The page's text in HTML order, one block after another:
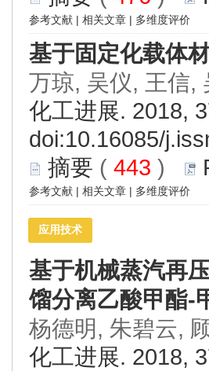
参考文献 | 相关文章 | 多维度评价
基于固定化载体
万琼, 吴仪, 王信,
化工进展. 2018,
doi:10.16085/
摘要 ( 443 )
参考文献 | 相关文章 | 多维度评价
应用技术
基于机械蒸汽再
馏分离乙酸甲酯-
杨德明, 朱碧云,
化工进展. 2018,